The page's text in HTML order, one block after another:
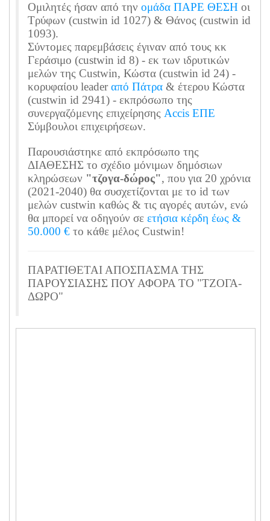
Ομιλητές ήσαν από την ομάδα ΠΑΡΕ ΘΕΣΗ οι
Τρύφων (custwin id 1027) & Θάνος (custwin id
1093).
Σύντομες παρεμβάσεις έγιναν από τους κκ
Γεράσιμο (custwin id 8) - εκ των ιδρυτικών
μελών της Custwin, Κώστα (custwin id 24) -
κορυφαίου leaderαπό Πάτρα & έτερου Κώστα
(custwin id 2941) - εκπρόσωπο της
συνεργαζόμενης επιχείρησης Accis ΕΠΕ
Σύμβουλοι επιχειρήσεων.
Παρουσιάστηκε από εκπρόσωπο της
ΔΙΑΘΕΣΗΣ το σχέδιο μόνιμων δημόσιων
κληρώσεων "τζογα-δώρος", που για 20 χρόνια
(2021-2040) θα συσχετίζονται με το id των
μελών custwin καθώς & τις αγορές αυτών, ενώ
θα μπορεί να οδηγούν σε ετήσια κέρδη έως &
50.000 € το κάθε μέλος Custwin!
ΠΑΡΑΤΙΘΕΤΑΙ ΑΠΟΣΠΑΣΜΑ ΤΗΣ
ΠΑΡΟΥΣΙΑΣΗΣ ΠΟΥ ΑΦΟΡΑ ΤΟ "ΤΖΟΓΑ-
ΔΩΡΟ"